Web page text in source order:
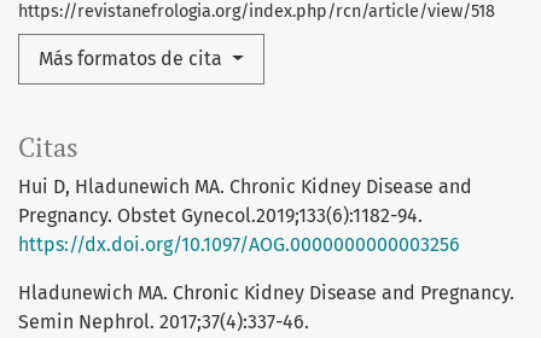
https://revistanefrologia.org/index.php/rcn/article/view/518
Más formatos de cita
Citas
Hui D, Hladunewich MA. Chronic Kidney Disease and
Pregnancy. Obstet Gynecol.2019;133(6):1182-94.
https://dx.doi.org/10.1097/AOG.0000000000003256
Hladunewich MA. Chronic Kidney Disease and Pregnancy.
Semin Nephrol. 2017;37(4):337-46.